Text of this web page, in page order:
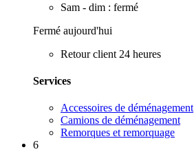
Sam - dim : fermé
Fermé aujourd'hui
Retour client 24 heures
Services
Accessoires de déménagement
Camions de déménagement
Remorques et remorquage
6